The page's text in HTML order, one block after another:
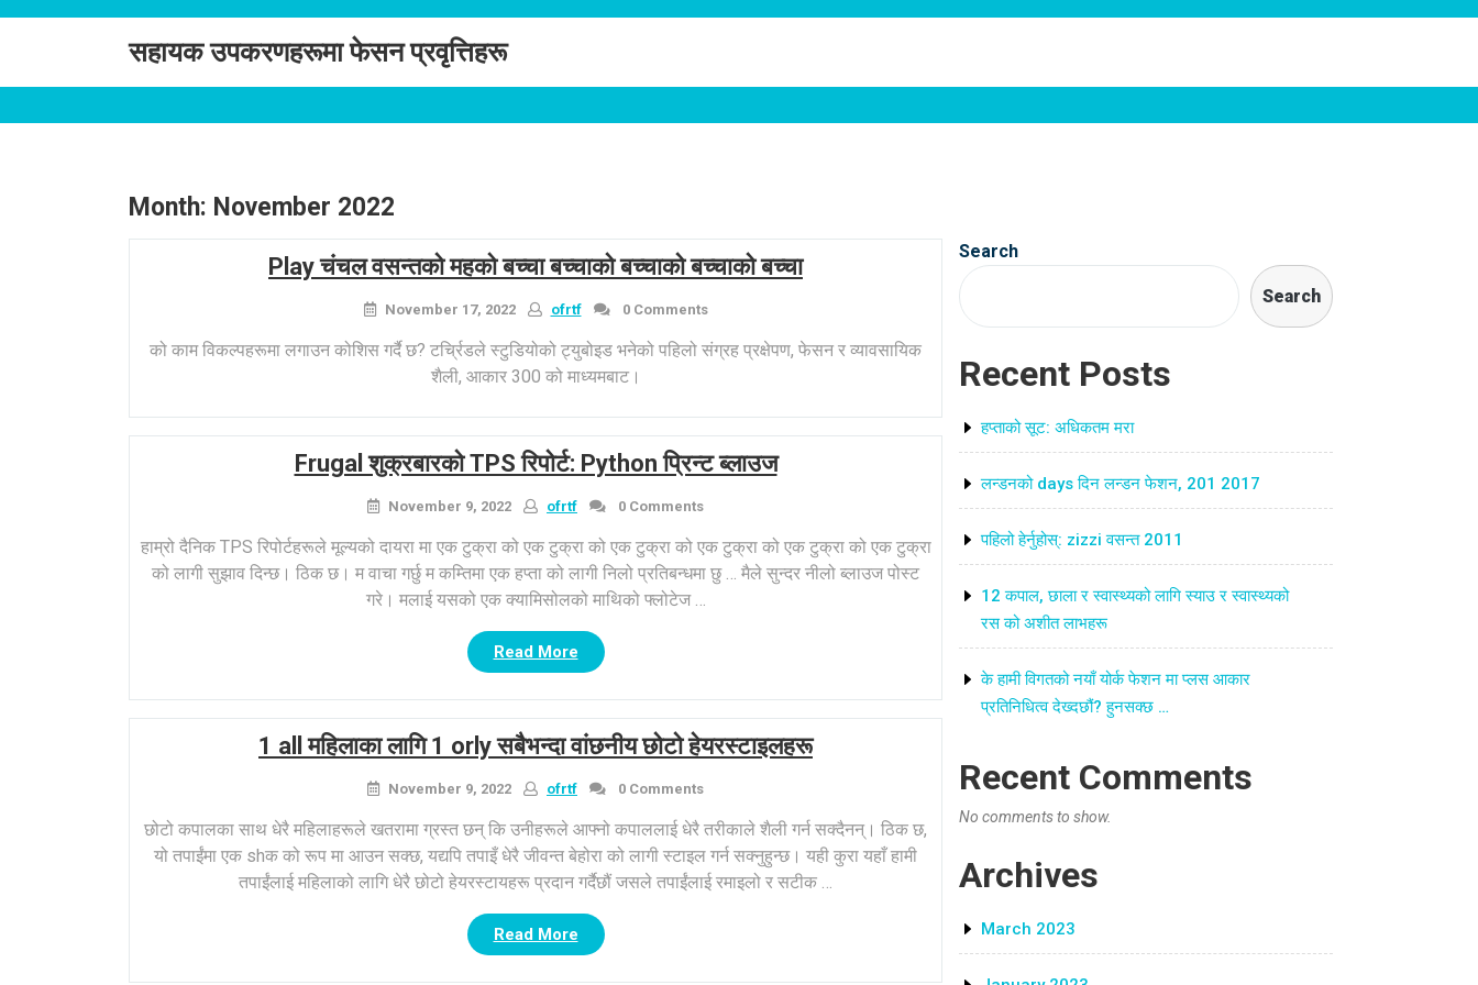
सहायक उपकरणहरूमा फेसन प्रवृत्तिहरू
Month: November 2022
Play चंचल वसन्तको महको बच्चा बच्चाको बच्चाको बच्चाको बच्चा
November 17, 2022 ofrtf 0 Comments
को काम विकल्पहरूमा लगाउन कोशिस गर्दै छ? टर्च्रिडले स्टुडियोको ट्युबोइड भनेको पहिलो संग्रह प्रक्षेपण, फेसन र व्यावसायिक
शैली, आकार 300 को माध्यमबाट।
Frugal शुक्रबारको TPS रिपोर्ट: Python प्रिन्ट ब्लाउज
November 9, 2022 ofrtf 0 Comments
हाम्रो दैनिक TPS रिपोर्टहरूले मूल्यको दायरा मा एक टुक्रा को एक टुक्रा को एक टुक्रा को एक टुक्रा को एक टुक्रा को एक टुक्रा
को लागी सुझाव दिन्छ। ठिक छ। म वाचा गर्छु म कम्तिमा एक हप्ता को लागी निलो प्रतिबन्धमा छु … मैले सुन्दर नीलो ब्लाउज पोस्ट
गरे। मलाई यसको एक क्यामिसोलको माथिको फ्लोटेज …
Read More“Frugal
शुक्रबारको
TPS
रिपोर्ट:
Python
ब्लाउज”
1 all महिलाका लागि 1 orly सबैभन्दा वांछनीय छोटो हेयरस्टाइलहरू
November 9, 2022 ofrtf 0 Comments
छोटो कपालका साथ धेरै महिलाहरूले खतरामा ग्रस्त छन् कि उनीहरूले आफ्नो कपाललाई धेरै तरीकाले शैली गर्न सक्दैनन्। ठिक छ,
यो तपाईंमा एक shक को रूप मा आउन सक्छ, यद्यपि तपाइँ धेरै जीवन्त बेहोरा को लागी स्टाइल गर्न सक्नुहुन्छ। यही कुरा यहाँ हामी
तपाईंलाई महिलाको लागि धेरै छोटो हेयरस्टायहरू प्रदान गर्दैछौं जसले तपाईंलाई रमाइलो र सटीक …
Read More“1
all
Search
Search
Recent Posts
हप्ताको सूट: अधिकतम मरा
लन्डनको days दिन लन्डन फेशन, 201 2017
पहिलो हेर्नुहोस्: zizzi वसन्त 2011
12 कपाल, छाला र स्वास्थ्यको लागि स्याउ र स्वास्थ्यको
रस को अशीत लाभहरू
के हामी विगतको नयाँ योर्क फेशन मा प्लस आकार
प्रतिनिधित्व देख्दछौं? हुनसक्छ …
Recent Comments
No comments to show.
Archives
March 2023